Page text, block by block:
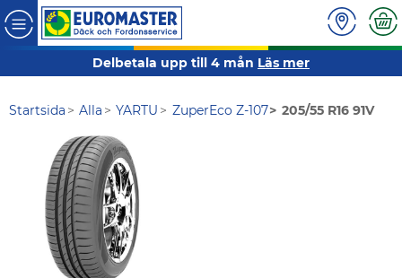
Delbetala upp till 4 mån Läs mer
Startsida Alla YARTU ZuperEco Z-107 205/55 R16 91V